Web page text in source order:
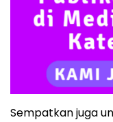
Sempatkan juga